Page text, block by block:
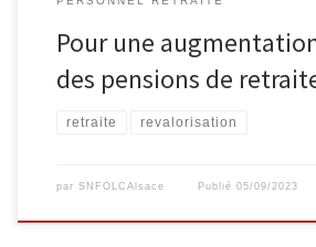
Pour une
des pensions de
retraite revalorisation
par SNFOLCAlsace Publié05/09/2023